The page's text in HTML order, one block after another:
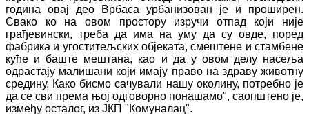
година овај део Врбаса урбанизован је и проширен.
Свако ко на овом простору изручи отпад који није
грађевински, треба да има на уму да су овде, поред
фабрика и угоститељских објеката, смештене и стамбене
куће и баште мештана, као и да у овом делу насеља
одрастају малишани који имају право на здраву животну
средину. Како бисмо сачували нашу околину, потребно је
да се сви према њој одговорно понашамo", саопштено је,
између осталог, из ЈКП "Комуналац".